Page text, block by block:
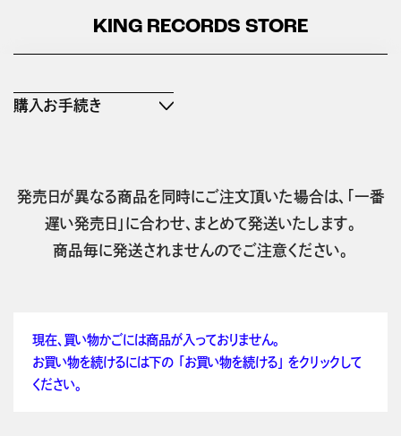
KING RECORDS STORE
購入お手続き
発売日が異なる商品を同時にご注文頂いた場合は、「一番
遅い発売日」に合わせ、まとめて発送いたします。
商品毎に発送されませんのでご注意ください。
現在、買い物かごには商品が入っておりません。
お買い物を続けるには下の 「お買い物を続ける」 をクリックして
ください。